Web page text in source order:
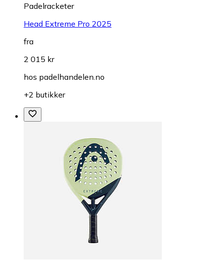
Padelracketer
Head Extreme Pro 2025
fra
2 015 kr
hos padelhandelen.no
+2 butikker